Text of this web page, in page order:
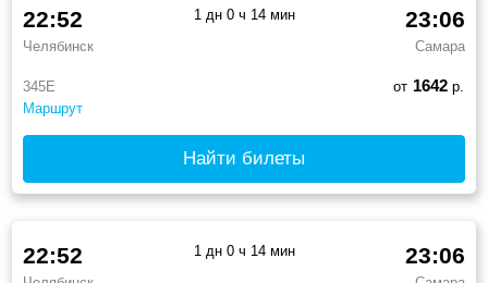
345Е
Маршрут
22:52
Челябинск
23:06
Самара
1 дн 0 ч 14 мин
от 1642р.
Найти билеты
22:52 23:06
1 дн 0 ч 14 мин